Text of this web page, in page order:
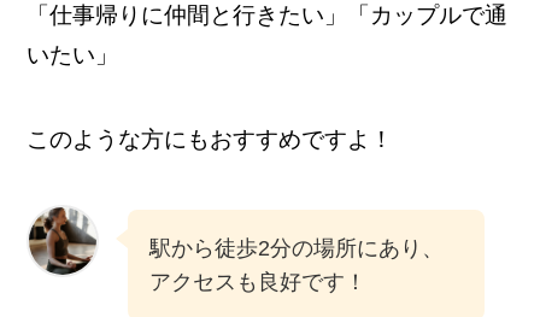
「仕事帰りに仲間と行きたい」「カップルで通
いたい」
このような方にもおすすめですよ！
駅から徒歩2分の場所にあり、
アクセスも良好です！